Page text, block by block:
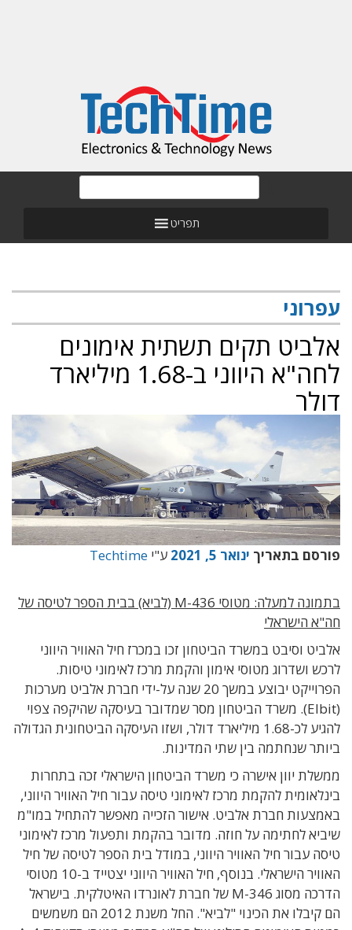
תפריט
עפרוני
אלביט תקים תשתית אימונים
לחה"א היווני ב-1.68 מיליארד
דולר
פורסם בתאריך ינואר 5, 2021 ע"י Techtime
בתמונה למעלה: מטוסי M-436 (לביא) בבית הספר לטיסה של
חה"א הישראלי
אלביט וסיבט במשרד הביטחון זכו במכרז חיל האוויר היווני
לרכש ושדרוג מטוסי אימון והקמת מרכז לאימוני טיסות.
הפרוייקט יבוצע במשך 20 שנה על-ידי חברת אלביט מערכות
(Elbit). משרד הביטחון מסר שמדובר בעיסקה שהיקפה צפוי
להגיע לכ-1.68 מיליארד דולר, ושזו העיסקה הביטחונית הגדולה
ביותר שנחתמה בין שתי המדינות.
ממשלת יוון אישרה כי משרד הביטחון הישראלי זכה בתחרות
בינלאומית להקמת מרכז לאימוני טיסה עבור חיל האוויר היווני,
באמצעות חברת אלביט. אישור הזכייה מאפשר להתחיל במו"מ
שיביא לחתימה על חוזה. מדובר בהקמת ותפעול מרכז לאימוני
טיסה עבור חיל האוויר היווני, במודל בית הספר לטיסה של חיל
האוויר הישראלי. בנוסף, חיל האוויר היווני יצטייד ב-10 מטוסי
הדרכה מסוג M-346 של חברת לאונרדו האיטלקית. בישראל
הם קיבלו את הכינוי "לביא". החל משנת 2012 הם משמשים